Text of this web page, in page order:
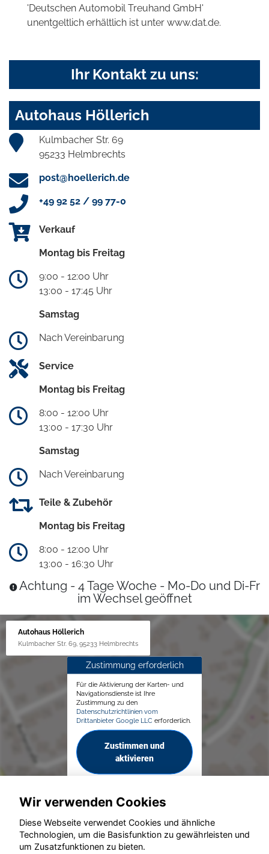
'Deutschen Automobil Treuhand GmbH'
unentgeltlich erhältlich ist unter www.dat.de.
Ihr Kontakt zu uns:
Autohaus Höllerich
Kulmbacher Str. 69
95233 Helmbrechts
post@hoellerich.de
+49 92 52 / 99 77-0
Verkauf
Montag bis Freitag
9:00 - 12:00 Uhr
13:00 - 17:45 Uhr
Samstag
Nach Vereinbarung
Service
Montag bis Freitag
8:00 - 12:00 Uhr
13:00 - 17:30 Uhr
Samstag
Nach Vereinbarung
Teile & Zubehör
Montag bis Freitag
8:00 - 12:00 Uhr
13:00 - 16:30 Uhr
Achtung - 4 Tage Woche - Mo-Do und Di-Fr
im Wechsel geöffnet
Autohaus Höllerich
Kulmbacher Str. 69, 95233 Helmbrechts
Zustimmung erforderlich
Für die Aktivierung der Karten- und
Navigationsdienste ist Ihre
Zustimmung zu den
Datenschutzrichtlinien vom
Drittanbieter Google LLC erforderlich.
Zustimmen und
aktivieren
© konjunkturmotor.de GmbH 2020 - 2026
Wir verwenden Cookies
Diese Webseite verwendet Cookies und ähnliche
Technologien, um die Basisfunktion zu gewährleisten und
um Zusatzfunktionen zu bieten.